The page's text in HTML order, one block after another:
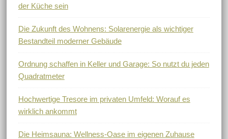
der Küche sein
Die Zukunft des Wohnens: Solarenergie als wichtiger
Bestandteil moderner Gebäude
Ordnung schaffen in Keller und Garage: So nutzt du jeden
Quadratmeter
Hochwertige Tresore im privaten Umfeld: Worauf es
wirklich ankommt
Die Heimsauna: Wellness-Oase im eigenen Zuhause